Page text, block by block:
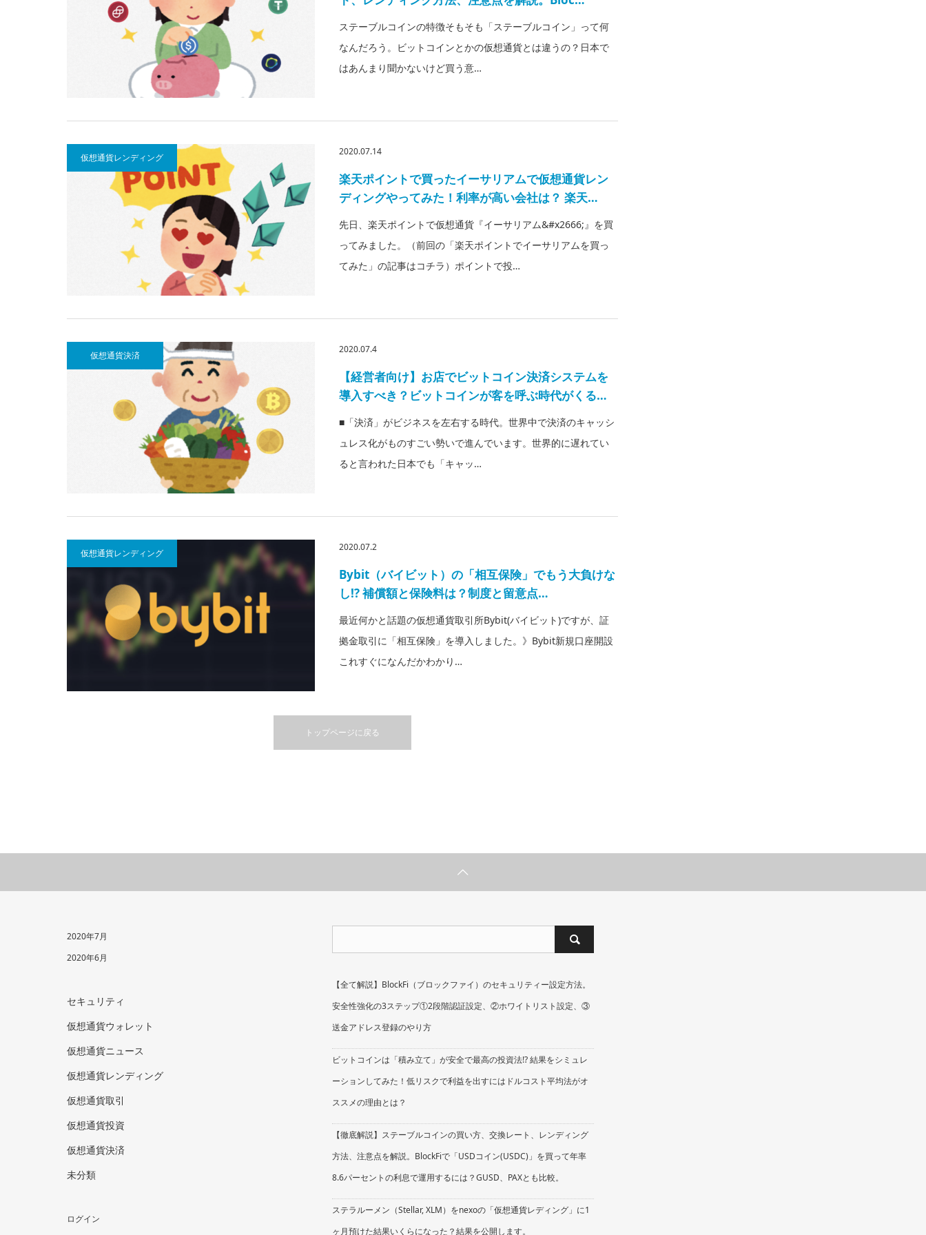
ステーブルコインの特徴そもそも「ステーブルコイン」って何
なんだろう。ビットコインとかの仮想通貨とは違うの？日本で
はあんまり聞かないけど買う意…
仮想通貨レンディング
2020.07.14
楽天ポイントで買ったイーサリアムで仮想通貨レン
ディングやってみた！利率が高い会社は？ 楽天…
先日、楽天ポイントで仮想通貨『イーサリアム&#x2666;︎』を買
ってみました。（前回の「楽天ポイントでイーサリアムを買っ
てみた」の記事はコチラ）ポイントで投…
仮想通貨決済
2020.07.4
【経営者向け】お店でビットコイン決済システムを
導入すべき？ビットコインが客を呼ぶ時代がくる…
■「決済」がビジネスを左右する時代。世界中で決済のキャッシ
ュレス化がものすごい勢いで進んでいます。世界的に遅れてい
ると言われた日本でも「キャッ…
仮想通貨レンディング
2020.07.2
Bybit（バイビット）の「相互保険」でもう大負けな
し!? 補償額と保険料は？制度と留意点…
最近何かと話題の仮想通貨取引所Bybit(バイビット)ですが、証
拠金取引に「相互保険」を導入しました。》Bybit新規口座開設
これすぐになんだかわかり…
トップページに戻る
2020年7月
2020年6月
セキュリティ
仮想通貨ウォレット
仮想通貨ニュース
仮想通貨レンディング
仮想通貨取引
仮想通貨投資
仮想通貨決済
未分類
ログイン
【全て解説】BlockFi（ブロックファイ）のセキュリティー設定方法。
安全性強化の3ステップ①2段階認証設定、②ホワイトリスト設定、③
送金アドレス登録のやり方
ビットコインは「積み立て」が安全で最高の投資法!? 結果をシミュレ
ーションしてみた！低リスクで利益を出すにはドルコスト平均法がオ
ススメの理由とは？
【徹底解説】ステーブルコインの買い方、交換レート、レンディング
方法、注意点を解説。BlockFiで「USDコイン(USDC)」を買って年率
8.6パーセントの利息で運用するには？GUSD、PAXとも比較。
ステラルーメン（Stellar, XLM）をnexoの「仮想通貨レディング」に1
ヶ月預けた結果いくらになった？結果を公開します。